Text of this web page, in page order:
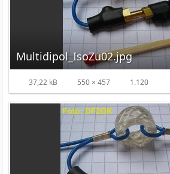
Multidipol_IsoZu02.jpg
37,22 kB 550 × 457 1.120